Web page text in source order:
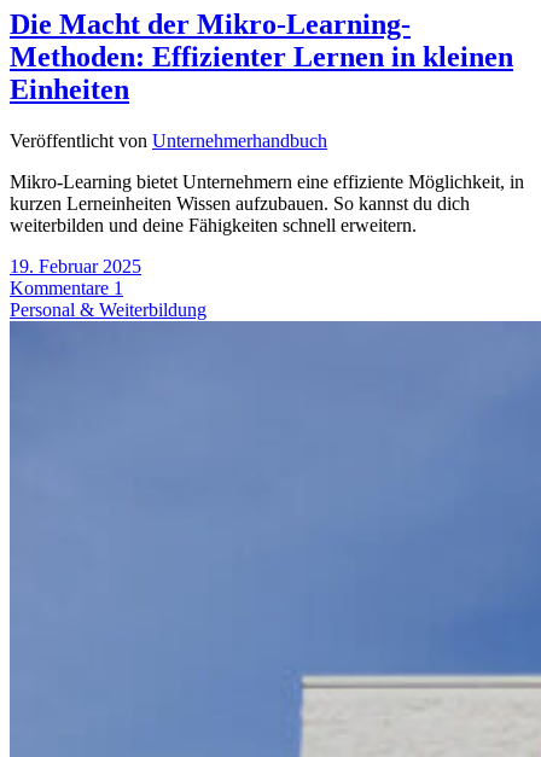
Die Macht der Mikro-Learning-
Methoden: Effizienter Lernen in kleinen
Einheiten
Veröffentlicht von Unternehmerhandbuch
Mikro-Learning bietet Unternehmern eine effiziente Möglichkeit, in
kurzen Lerneinheiten Wissen aufzubauen. So kannst du dich
weiterbilden und deine Fähigkeiten schnell erweitern.
19. Februar 2025
Kommentare 1
Personal & Weiterbildung